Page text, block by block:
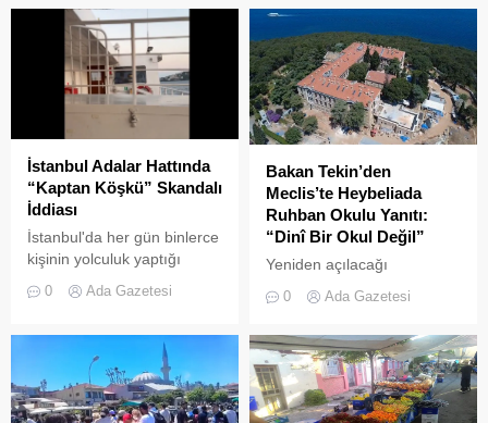
İstanbul Adalar Hattında
“Kaptan Köşkü” Skandalı
İddiası
İstanbul'da her gün binlerce
kişinin yolculuk yaptığı
görüntüler "bu kadarına da
0 Ada Gazetesi
Bakan Tekin’den
Meclis’te Heybeliada
Ruhban Okulu Yanıtı:
“Dinî Bir Okul Değil”
Yeniden açılacağı
kamuoyunda sıkça tartışılan
TBMM gündemine taşındı
0 Ada Gazetesi